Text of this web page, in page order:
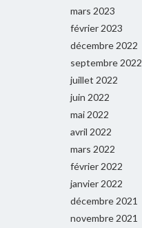
mars 2023
février 2023
décembre 2022
septembre 2022
juillet 2022
juin 2022
mai 2022
avril 2022
mars 2022
février 2022
janvier 2022
décembre 2021
novembre 2021